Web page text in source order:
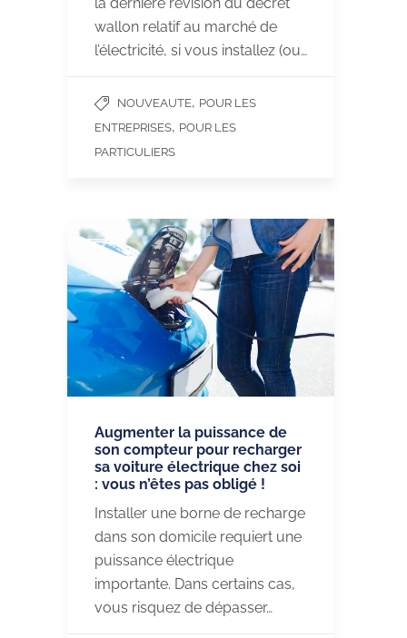
wallon relatif au marché de
l’électricité, si vous installez (ou…
NOUVEAUTE, POUR LES
ENTREPRISES, POUR LES
PARTICULIERS
Augmenter la puissance de
son compteur pour recharger
sa voiture électrique chez soi
: vous n’êtes pas obligé !
Installer une borne de recharge
dans son domicile requiert une
puissance électrique
importante. Dans certains cas,
vous risquez de dépasser…